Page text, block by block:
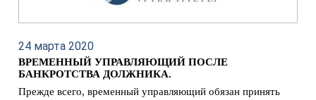
24 марта 2020
ВРЕМЕННЫЙ УПРАВЛЯЮЩИЙ ПОСЛЕ
БАНКРОТСТВА ДОЛЖНИКА.
Прежде всего, временный управляющий обязан принять